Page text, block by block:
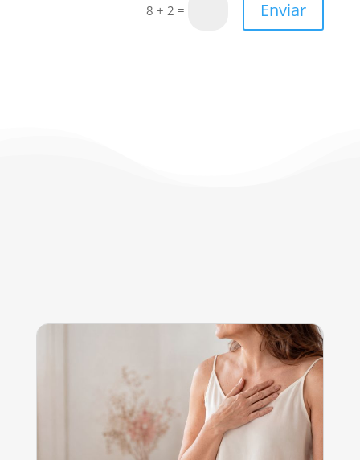
8 + 2 = Enviar